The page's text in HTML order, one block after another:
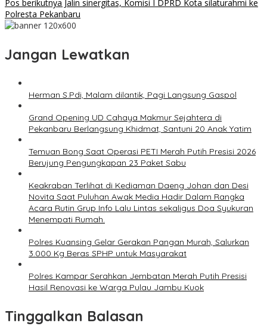
Pos berikutnya Jalin sinergitas, Komisi I DPRD Kota silaturahmi ke
Polresta Pekanbaru
Jangan Lewatkan
Herman S.Pdi, Malam dilantik, Pagi Langsung Gaspol
Grand Opening UD Cahaya Makmur Sejahtera di
Pekanbaru Berlangsung Khidmat, Santuni 20 Anak Yatim
Temuan Bong Saat Operasi PETI Merah Putih Presisi 2026
Berujung Pengungkapan 23 Paket Sabu
Keakraban Terlihat di Kediaman Daeng Johan dan Desi
Novita Saat Puluhan Awak Media Hadir Dalam Rangka
Acara Rutin Grup Info Lalu Lintas sekaligus Doa Syukuran
Menempati Rumah.
Polres Kuansing Gelar Gerakan Pangan Murah, Salurkan
3.000 Kg Beras SPHP untuk Masyarakat
Polres Kampar Serahkan Jembatan Merah Putih Presisi
Hasil Renovasi ke Warga Pulau Jambu Kuok
Tinggalkan Balasan